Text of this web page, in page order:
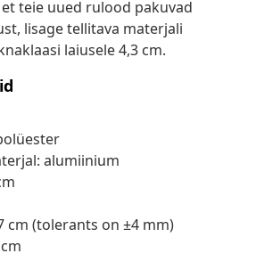
teie uued rulood pakuvad
lisage tellitava materjali
laiusele 4,3 cm.
alumiinium
cm (tolerants on ±4 mm)